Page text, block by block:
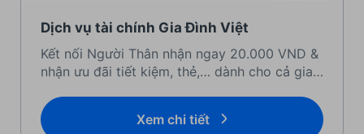
Dịch vụ tài chính Gia Đình Việt
Kết nối Người Thân nhận ngay 20.000 VND &
nhận ưu đãi tiết kiệm, thẻ,… dành cho cả gia
Xem chi tiết